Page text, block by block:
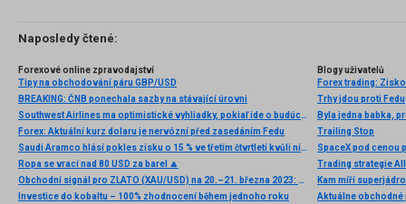
Naposledy čtené:
Forexové online zpravodajství
Tipy na obchodování páru GBP/USD
BREAKING: ČNB ponechala sazby na stávající úrovni
Southwest Airlines ma optimistické vyhliadky, pokiaľ ide o budúcnosť
Forex: Aktuální kurz dolaru je nervózní před zasedáním Fedu
Saudi Aramco hlásí pokles zisku o 15 % ve třetím čtvrtletí kvůli nižším cenám ropy
Ropa se vrací nad 80 USD za barel 🔼
Obchodní signál pro ZLATO (XAU/USD) na 20.–21. března 2023: prodávejte pod cenou 1 985 a nakupujte v případě odrazu od ceny 1 961 (linie 21 SMA – překoupená)
Investice do kobaltu – 100% zhodnocení během jednoho roku
Blogy uživatelů
Forex trading:
Trhy jdou proti Fedu
Byla jedna babka,
Trailing Stop
SpaceX pod cenou
Trading strategie
Kam míří